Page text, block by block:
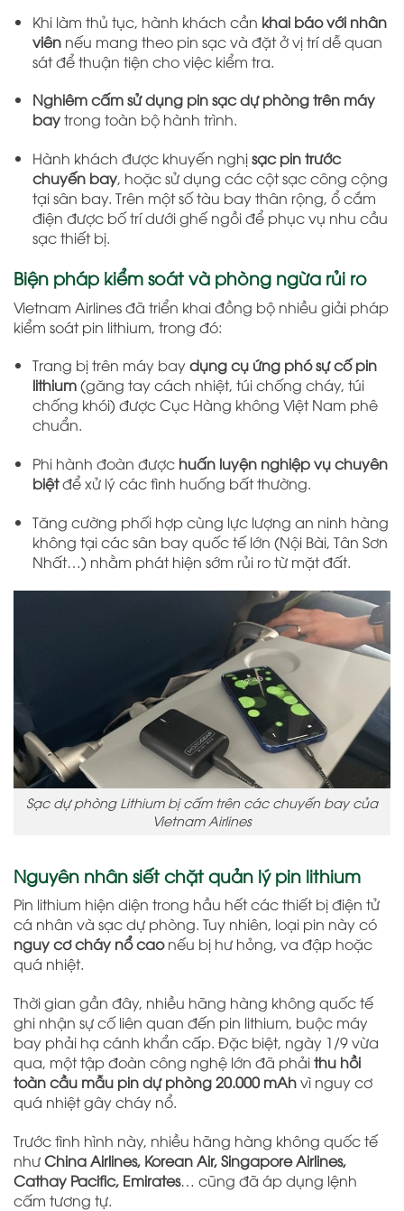
Khi làm thủ tục, hành khách cần khai báo với nhân
viênnếu mang theo pin sạc và đặt ở vị trí dễ quan
sát để thuận tiện cho việc kiểm tra.
Nghiêm cấm sử dụng pin sạc dự phòng trên máy
baytrong toàn bộ hành trình.
Hành khách được khuyến nghịsạc pin trước
chuyến bay, hoặc sử dụng các cột sạc công cộng
tại sân bay. Trên một số tàu bay thân rộng, ổ cắm
điện được bố trí dưới ghế ngồi để phục vụ nhu cầu
sạc thiết bị.
Biện pháp kiểm soát và phòng ngừa rủi ro
Vietnam Airlines đã triển khai đồng bộ nhiều giải pháp
kiểm soát pin lithium, trong đó:
Trang bị trên máy baydụng cụ ứng phó sự cố pin
lithium(găng tay cách nhiệt, túi chống cháy, túi
chống khói) được Cục Hàng không Việt Nam phê
chuẩn.
Phi hành đoàn được huấn luyện nghiệp vụ chuyên
biệtđể xử lý các tình huống bất thường.
Tăng cường phối hợp cùng lực lượng an ninh hàng
không tại các sân bay quốc tế lớn (Nội Bài, Tân Sơn
Nhất…) nhằm phát hiện sớm rủi ro từ mặt đất.
Sạc dự phòng Lithium bị cấm trên các chuyến bay của
Vietnam Airlines
Nguyên nhân siết chặt quản lý pin lithium
Pin lithium hiện diện trong hầu hết các thiết bị điện tử
cá nhân và sạc dự phòng. Tuy nhiên, loại pin này có
nguy cơ cháy nổ caonếu bị hư hỏng, va đập hoặc
quá nhiệt.
Thời gian gần đây, nhiều hãng hàng không quốc tế
ghi nhận sự cố liên quan đến pin lithium, buộc máy
bay phải hạ cánh khẩn cấp. Đặc biệt, ngày 1/9 vừa
qua, một tập đoàn công nghệ lớn đã phảithu hồi
toàn cầu mẫu pin dự phòng 20.000 mAhvì nguy cơ
quá nhiệt gây cháy nổ.
Trước tình hình này, nhiều hãng hàng không quốc tế
nhưChina Airlines, Korean Air, Singapore Airlines,
Cathay Pacific, Emirates… cũng đã áp dụng lệnh
cấm tương tự.